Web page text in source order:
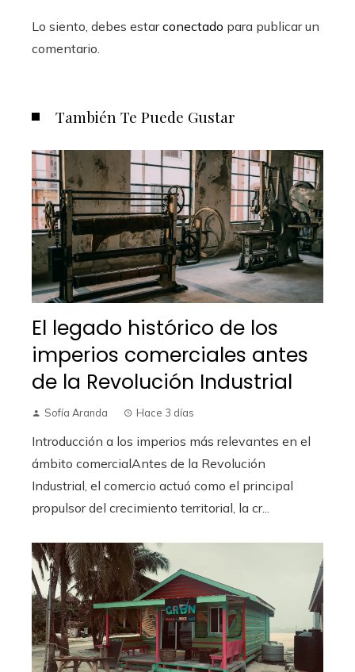
Lo siento, debes estarconectado para publicar un
comentario.
También Te Puede Gustar
El legado histórico de los
imperios comerciales antes
de la Revolución Industrial
Sofía Aranda Hace 3 días
Introducción a los imperios más relevantes en el
ámbito comercialAntes de la Revolución
Industrial, el comercio actuó como el principal
propulsor del crecimiento territorial, la cr...